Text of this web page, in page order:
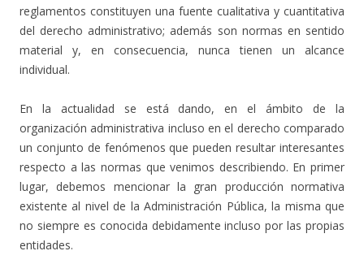
reglamentos constituyen una fuente cualitativa y cuantitativa
del derecho administrativo; además son normas en sentido
material y, en consecuencia, nunca tienen un alcance
individual.
En la actualidad se está dando, en el ámbito de la
organización administrativa incluso en el derecho comparado
un conjunto de fenómenos que pueden resultar interesantes
respecto a las normas que venimos describiendo. En primer
lugar, debemos mencionar la gran producción normativa
existente al nivel de la Administración Pública, la misma que
no siempre es conocida debidamente incluso por las propias
entidades.